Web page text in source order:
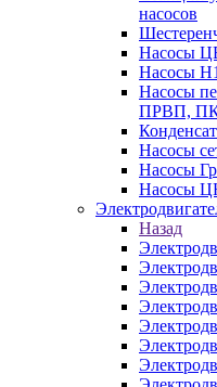
насосов
Насосы
Насосы
Насосы
ПРВП,
Насосы
Насосы
Насосы
Назад